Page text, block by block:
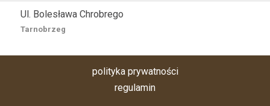
Ul. Bolesława Chrobrego
Tarnobrzeg
polityka prywatności
regulamin